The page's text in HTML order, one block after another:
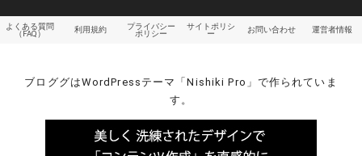
よくある質問
（FAQ）
利用規約
プライバシー
ポリシー
サイトポリシ
ー
お問い合わせ 運営者情報
ブロググはWordPressテーマ「Nishiki Pro」で作られていま
す。